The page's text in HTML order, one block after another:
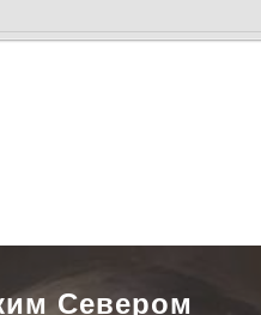
Севером